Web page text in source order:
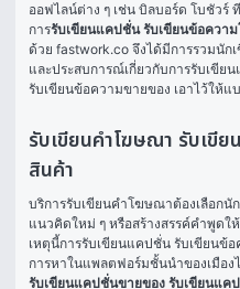
ออฟไลน์ต่าง ๆ เช่น บิลบอร์ด โบชัวร์
การรับเขียนแคปชั่น รับเขียนข้อควา
ด้วย fastwork.co จึงได้มีการรวมนั
และประสบการณ์เกี่ยวกับการรับเขี
รับเขียนข้อความขายของ เอาไว้ให้
รับเขียนคำโฆษณา รับเขี
สินค้า
บริการรับเขียนคำโฆษณาต้องเลือกนั
แนวคิดใหม่ ๆ หรือสร้างสรรค์คำพูด
เหตุนี้การรับเขียนแคปชั่น รับเขียนข้
การหาในแพลตฟอร์มชั้นนำของเมือ
รับเขียนแคปชั่นขายของ รับเขียนแค